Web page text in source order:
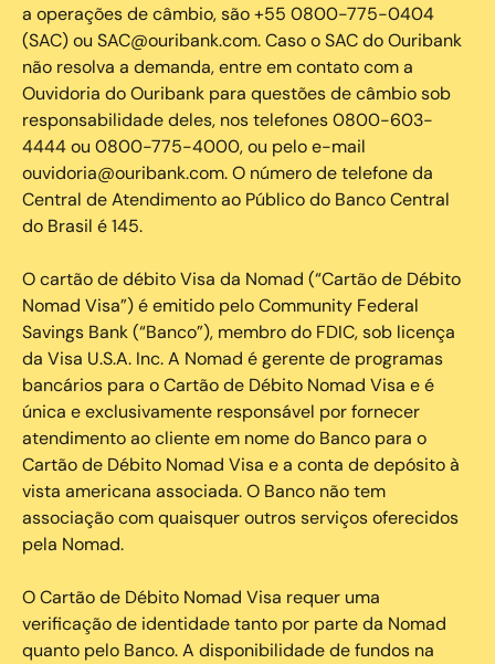
a operações de câmbio, são +55 0800-775-0404
(SAC) ou SAC@ouribank.com. Caso o SAC do Ouribank
não resolva a demanda, entre em contato com a
Ouvidoria do Ouribank para questões de câmbio sob
responsabilidade deles, nos telefones 0800-603-
4444 ou 0800-775-4000, ou pelo e-mail
ouvidoria@ouribank.com. O número de telefone da
Central de Atendimento ao Público do Banco Central
do Brasil é 145.
O cartão de débito Visa da Nomad (“Cartão de Débito
Nomad Visa”) é emitido pelo Community Federal
Savings Bank (“Banco”), membro do FDIC, sob licença
da Visa U.S.A. Inc. A Nomad é gerente de programas
bancários para o Cartão de Débito Nomad Visa e é
única e exclusivamente responsável por fornecer
atendimento ao cliente em nome do Banco para o
Cartão de Débito Nomad Visa e a conta de depósito à
vista americana associada. O Banco não tem
associação com quaisquer outros serviços oferecidos
pela Nomad.
O Cartão de Débito Nomad Visa requer uma
verificação de identidade tanto por parte da Nomad
quanto pelo Banco. A disponibilidade de fundos na